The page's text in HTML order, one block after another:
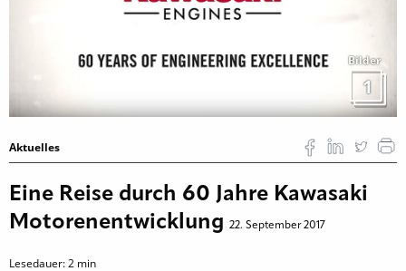
Bilder
1
Aktuelles
Eine Reise durch 60 Jahre Kawasaki
Motorenentwicklung 22. September 2017
Lesedauer:2 min